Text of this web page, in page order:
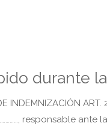
durante
INDEMNIZACIÓN
responsable